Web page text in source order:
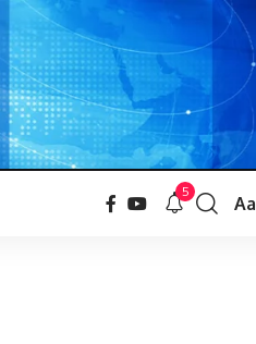
5
Aa